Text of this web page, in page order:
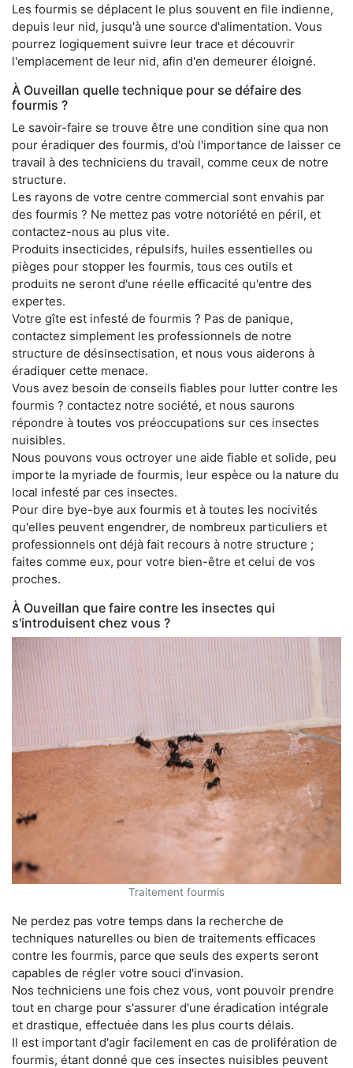
Les fourmis se déplacent le plus souvent en file indienne,
depuis leur nid, jusqu'à une source d'alimentation. Vous
pourrez logiquement suivre leur trace et découvrir
l'emplacement de leur nid, afin d'en demeurer éloigné.
À Ouveillan quelle technique pour se défaire des
fourmis ?
Le savoir-faire se trouve être une condition sine qua non
pour éradiquer des fourmis, d'où l'importance de laisser ce
travail à des techniciens du travail, comme ceux de notre
structure.
Les rayons de votre centre commercial sont envahis par
des fourmis ? Ne mettez pas votre notoriété en péril, et
contactez-nous au plus vite.
Produits insecticides, répulsifs, huiles essentielles ou
pièges pour stopper les fourmis, tous ces outils et
produits ne seront d'une réelle efficacité qu'entre des
expertes.
Votre gîte est infesté de fourmis ? Pas de panique,
contactez simplement les professionnels de notre
structure de désinsectisation, et nous vous aiderons à
éradiquer cette menace.
Vous avez besoin de conseils fiables pour lutter contre les
fourmis ? contactez notre société, et nous saurons
répondre à toutes vos préoccupations sur ces insectes
nuisibles.
Nous pouvons vous octroyer une aide fiable et solide, peu
importe la myriade de fourmis, leur espèce ou la nature du
local infesté par ces insectes.
Pour dire bye-bye aux fourmis et à toutes les nocivités
qu'elles peuvent engendrer, de nombreux particuliers et
professionnels ont déjà fait recours à notre structure ;
faites comme eux, pour votre bien-être et celui de vos
proches.
À Ouveillan que faire contre les insectes qui
s'introduisent chez vous ?
Traitement fourmis
Ne perdez pas votre temps dans la recherche de
techniques naturelles ou bien de traitements efficaces
contre les fourmis, parce que seuls des experts seront
capables de régler votre souci d'invasion.
Nos techniciens une fois chez vous, vont pouvoir prendre
tout en charge pour s'assurer d'une éradication intégrale
et drastique, effectuée dans les plus courts délais.
Il est important d'agir facilement en cas de prolifération de
fourmis, étant donné que ces insectes nuisibles peuvent